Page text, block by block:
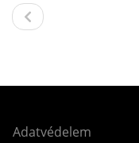
Adatvédelem